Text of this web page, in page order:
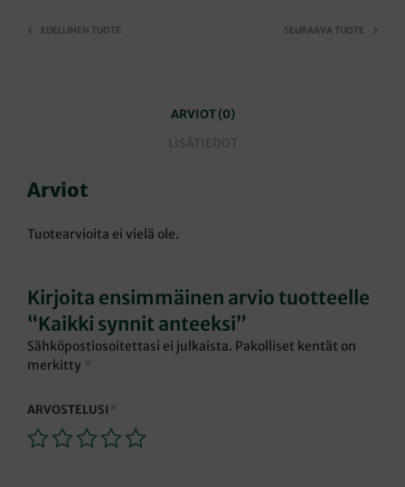
EDELLINEN TUOTE SEURAAVA TUOTE
ARVIOT (0)
LISÄTIEDOT
Arviot
Tuotearvioita ei vielä ole.
Kirjoita ensimmäinen arvio tuotteelle
“Kaikki synnit anteeksi”
Sähköpostiosoitettasi ei julkaista. Pakolliset kentät on
merkitty *
ARVOSTELUSI *